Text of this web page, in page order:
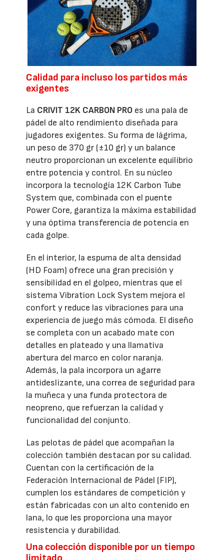
Calidad para incluso los partidos más
exigentes
La CRIVIT 12K CARBON PRO es una pala de
pádel de alto rendimiento diseñada para
jugadores exigentes. Su forma de lágrima,
un peso de 370 gr (±10 gr) y un balance
neutro proporcionan un excelente equilibrio
entre potencia y control. En su núcleo
incorpora la tecnología 12K Carbon Tube
System que, combinada con el puente
Power Core, garantiza la máxima estabilidad
y una óptima transferencia de potencia en
cada golpe.
En el interior, la espuma de alta densidad
(HD Foam) ofrece una gran precisión y
sensibilidad en el golpeo, mientras que el
sistema Vibration Lock System mejora el
confort y reduce las vibraciones para una
experiencia de juego más cómoda. El diseño
se completa con un acabado mate con
detalles en plateado y una llamativa
abertura del marco en color naranja.
Además, la pala incorpora un agarre
antideslizante, una correa de seguridad para
la muñeca y una funda protectora de
neopreno, que refuerzan la calidad y
funcionalidad del conjunto.
Las pelotas de pádel que acompañan la
colección también destacan por su calidad.
Cuentan con la certificación de la
Federación Internacional de Pádel (FIP),
cumplen los estándares de competición y
están fabricadas con un alto contenido en
lana, lo que les proporciona una mayor
resistencia y durabilidad.
Una colección disponible por un tiempo